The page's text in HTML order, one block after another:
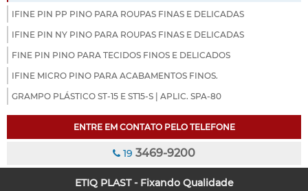
IFINE PIN PP PINO PARA ROUPAS FINAS E DELICADAS
IFINE PIN NY PINO PARA ROUPAS FINAS E DELICADAS
FINE PIN PINO PARA TECIDOS FINOS E DELICADOS
IFINE MICRO PINO PARA ACABAMENTOS FINOS.
GRAMPO PLÁSTICO ST-15 E ST15-S | APLIC. SPA-80
ENTRE EM CONTATO PELO TELEFONE
19 3469-9200
ETIQ PLAST - Fixando Qualidade